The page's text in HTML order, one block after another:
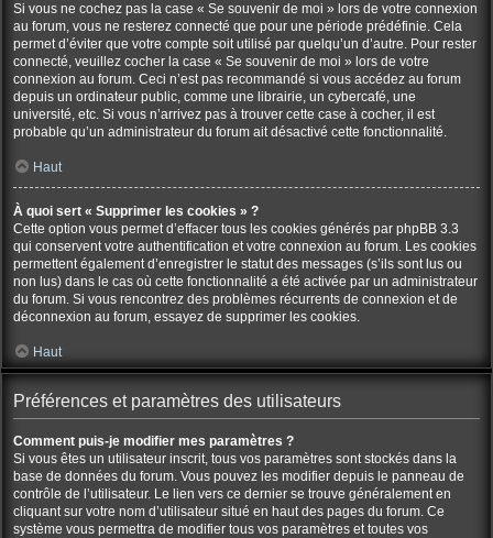
Si vous ne cochez pas la case « Se souvenir de moi » lors de votre connexion
au forum, vous ne resterez connecté que pour une période prédéfinie. Cela
permet d’éviter que votre compte soit utilisé par quelqu’un d’autre. Pour rester
connecté, veuillez cocher la case « Se souvenir de moi » lors de votre
connexion au forum. Ceci n’est pas recommandé si vous accédez au forum
depuis un ordinateur public, comme une librairie, un cybercafé, une
université, etc. Si vous n’arrivez pas à trouver cette case à cocher, il est
probable qu’un administrateur du forum ait désactivé cette fonctionnalité.
Haut
À quoi sert « Supprimer les cookies » ?
Cette option vous permet d’effacer tous les cookies générés par phpBB 3.3
qui conservent votre authentification et votre connexion au forum. Les cookies
permettent également d’enregistrer le statut des messages (s’ils sont lus ou
non lus) dans le cas où cette fonctionnalité a été activée par un administrateur
du forum. Si vous rencontrez des problèmes récurrents de connexion et de
déconnexion au forum, essayez de supprimer les cookies.
Haut
Préférences et paramètres des utilisateurs
Comment puis-je modifier mes paramètres ?
Si vous êtes un utilisateur inscrit, tous vos paramètres sont stockés dans la
base de données du forum. Vous pouvez les modifier depuis le panneau de
contrôle de l’utilisateur. Le lien vers ce dernier se trouve généralement en
cliquant sur votre nom d’utilisateur situé en haut des pages du forum. Ce
système vous permettra de modifier tous vos paramètres et toutes vos